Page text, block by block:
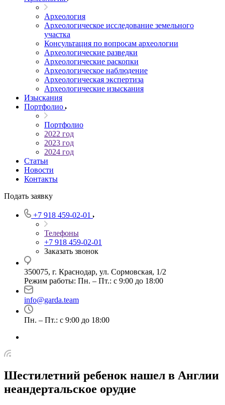
Археология
Археологическое исследование земельного
участка
Консультация по вопросам археологии
Археологические разведки
Археологические раскопки
Археологическое наблюдение
Археологическая экспертиза
Археологические изыскания
Изыскания
Портфолио
Портфолио
2022 год
2023 год
2024 год
Статьи
Новости
Контакты
Подать заявку
+7 918 459-02-01
Телефоны
+7 918 459-02-01
Заказать звонок
350075, г. Краснодар, ул. Сормовская, 1/2
Режим работы: Пн. – Пт.: с 9:00 до 18:00
info@garda.team
Пн. – Пт.: с 9:00 до 18:00
Шестилетний ребенок нашел в Англии
неандертальское орудие